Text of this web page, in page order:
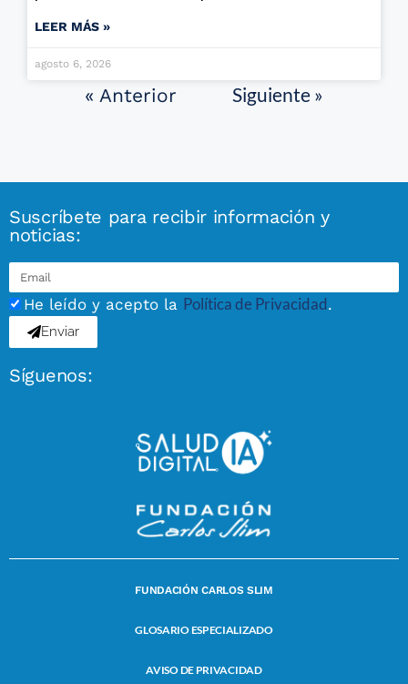
LEER MÁS »
agosto 6, 2026
« Anterior Siguiente »
Suscríbete para recibir información y
noticias:
He leído y acepto la Política de Privacidad.
Enviar
Síguenos:
FUNDACIÓN CARLOS SLIM
GLOSARIO ESPECIALIZADO
AVISO DE PRIVACIDAD